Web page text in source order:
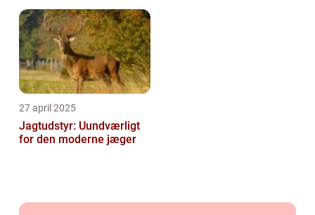
27 april 2025
Jagtudstyr: Uundværligt
for den moderne jæger